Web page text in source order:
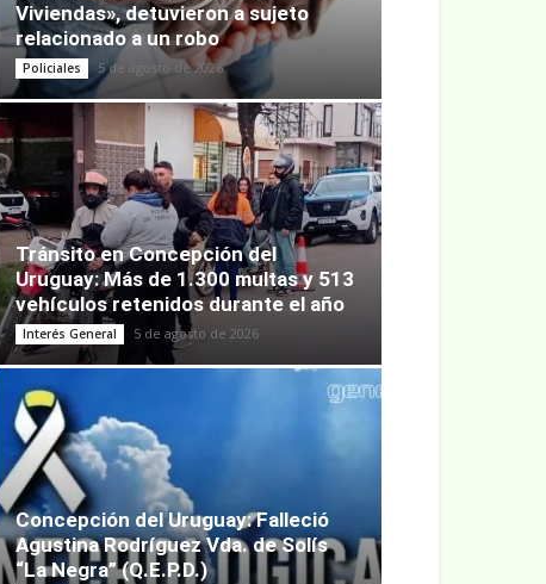
Viviendas», detuvieron a sujeto
relacionado a un robo
Policiales 5 de agosto de 2026
Tránsito en Concepción del
Uruguay: Más de 1.300 multas y 513
vehículos retenidos durante el año
Interés General 5 de agosto de 2026
Concepción del Uruguay: Falleció
Agustina Rodríguez Vda. de Solís
“La Negra” (Q.E.P.D.)